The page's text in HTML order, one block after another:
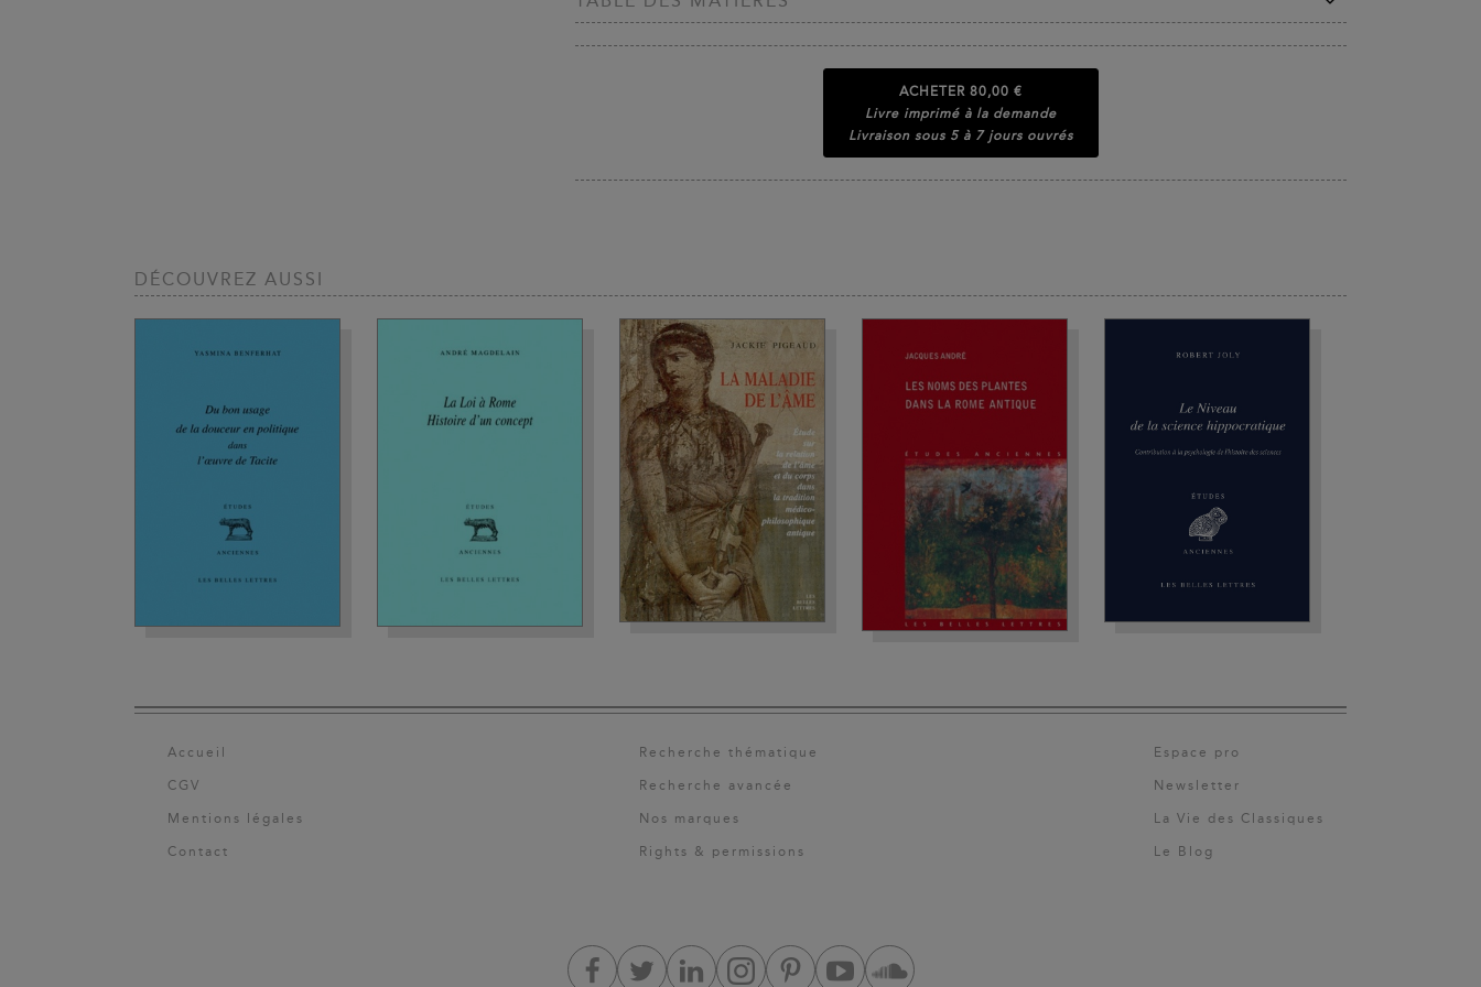
ACHETER 80,00 €
Livre imprimé à la demande
Livraison sous 5 à 7 jours ouvrés
DÉCOUVREZ AUSSI
Accueil
CGV
Mentions légales
Contact
Recherche thématique
Recherche avancée
Nos marques
Rights & permissions
Espace pro
Newsletter
La Vie des Classiques
Le Blog